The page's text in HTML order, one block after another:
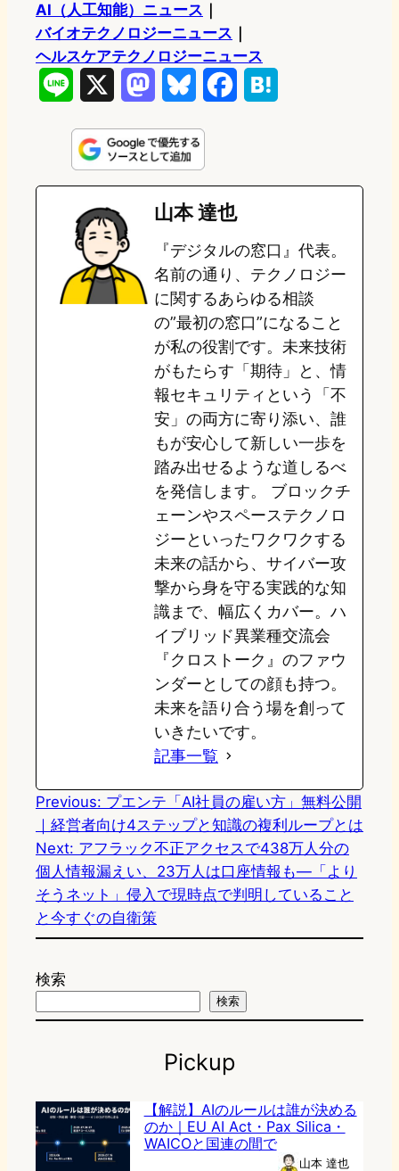
AI（人工知能）ニュース
バイオテクノロジーニュース
ヘルスケアテクノロジーニュース
n
e
s
t
o
o
n
u
e
s
k
e
b
o
o
k
e
a
山本 達也
『デジタルの窓口』代表。
名前の通り、テクノロジー
に関するあらゆる相談
の”最初の窓口”になること
が私の役割です。未来技術
がもたらす「期待」と、情
報セキュリティという「不
安」の両方に寄り添い、誰
もが安心して新しい一歩を
踏み出せるような道しるべ
を発信します。 ブロックチ
ェーンやスペーステクノロ
ジーといったワクワクする
未来の話から、サイバー攻
撃から身を守る実践的な知
識まで、幅広くカバー。ハ
イブリッド異業種交流会
『クロストーク』のファウ
ンダーとしての顔も持つ。
未来を語り合う場を創って
いきたいです。
記事一覧
Previous: プエンテ「AI社員の雇い方」無料公開
｜経営者向け4ステップと知識の複利ループとは
Next: アフラック不正アクセスで438万人分の
個人情報漏えい、23万人は口座情報も—「より
そうネット」侵入で現時点で判明していること
と今すぐの自衛策
検索
検索
Pickup
【解説】AIのルールは誰が決める
のか｜EU AI Act・Pax Silica・
WAICOと国連の間で
山本 達也